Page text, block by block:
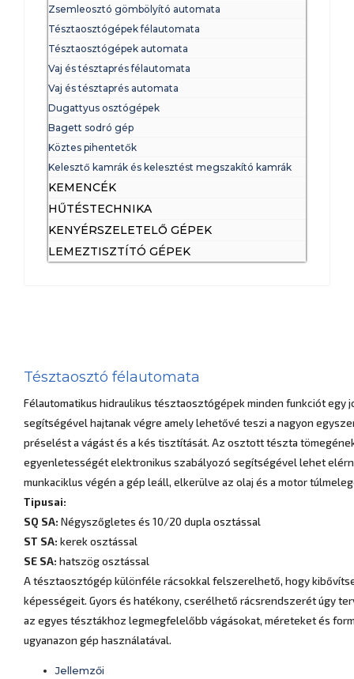
Zsemleosztó gömbölyító automata
Tésztaosztógépek félautomata
Tésztaosztógépek automata
Vaj és tésztaprés félautomata
Vaj és tésztaprés automata
Dugattyus osztógépek
Bagett sodró gép
Köztes pihentetők
Kelesztő kamrák és kelesztést megszakító kamrák
KEMENCÉK
HŰTÉSTECHNIKA
KENYÉRSZELETELŐ GÉPEK
LEMEZTISZTÍTÓ GÉPEK
Tésztaosztó félautomata
Félautomatikus hidraulikus tésztaosztógépek minden funkciót egy
segítségével hajtanak végre amely lehetővé teszi a nagyon
préselést a vágást és a kés tisztítását. Az osztott tészta
egyenletességét elektronikus szabályozó segítségével lehet
munkaciklus végén a gép leáll, elkerülve az olaj és a motor
Tipusai:
SQ SA: Négyszőgletes és 10/20 dupla osztással
ST SA: kerek osztással
SE SA: hatszög osztással
A tésztaosztógép különféle rácsokkal felszerelhető, hogy
képességeit. Gyors és hatékony, cserélhető rácsrendszerét úgy
az egyes tésztákhoz legmegfelelőbb vágásokat, méreteket és
ugyanazon gép használatával.
Jellemzői